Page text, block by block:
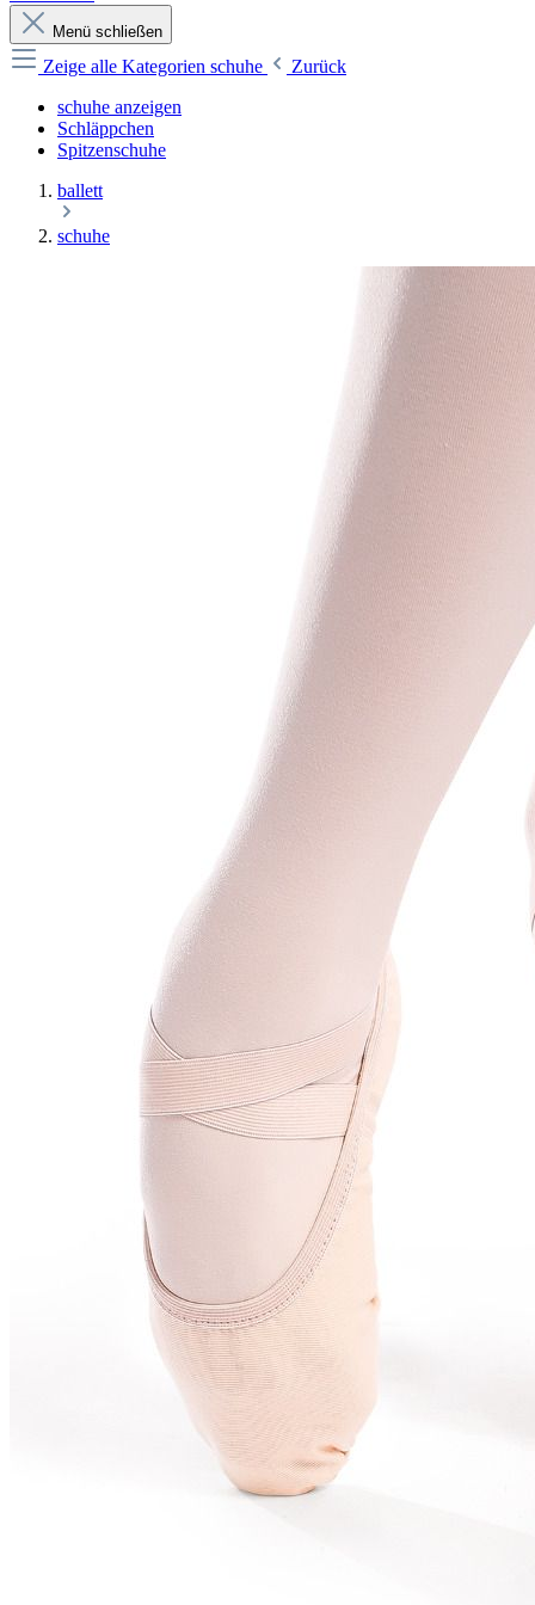
Menü schließen
Zeige alle Kategorien schuhe
Zurück
schuhe anzeigen
Schläppchen
Spitzenschuhe
ballett
schuhe